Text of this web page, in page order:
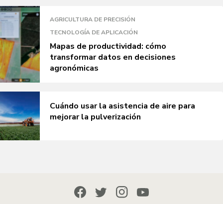
AGRICULTURA DE PRECISIÓN
TECNOLOGÍA DE APLICACIÓN
Mapas de productividad: cómo
transformar datos en decisiones
agronómicas
Cuándo usar la asistencia de aire para
mejorar la pulverización